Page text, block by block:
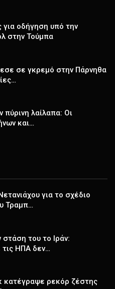
για οδήγηση υπό την
στην Τούμπα
σε γκρεμό στην Πάρνηθα
πύρινη λαίλαπα: Οι
και…
για το σχέδιο
Τραμπ…
στάση του το Ιράν:
τις ΗΠΑ δεν…
κατέγραψε ρεκόρ ζέστης